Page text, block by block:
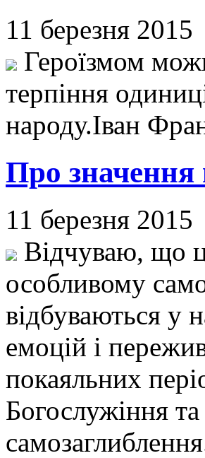
11 березня 2015
Героїзмом
терпіння
народу.Іван
Про значення
11 березня 2015
Відчуваю, що
особливому
відбуваються у
емоцій і
покаяльних
Богослужіння